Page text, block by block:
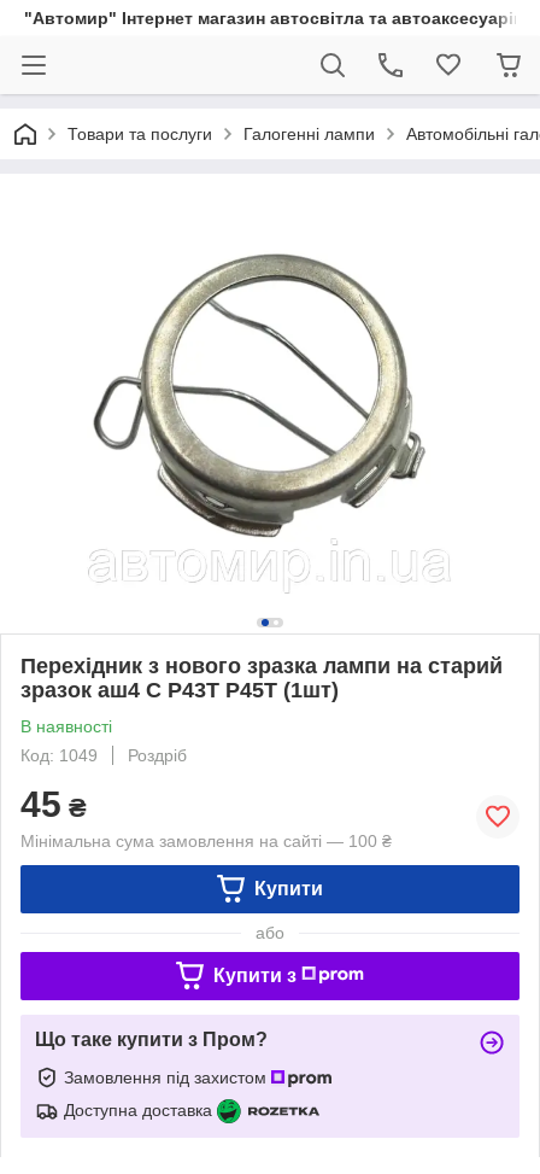
"Автомир" Інтернет магазин автосвітла та автоаксесуарів
Товари та послуги Галогенні лампи Автомобільні
Перехідник з нового зразка лампи на старий
зразок аш4 С P43T P45T (1шт)
В наявності
Код: 1049
Роздріб
45 ₴
Мінімальна сума замовлення на сайті — 100 ₴
Купити
або
Купити з
Що таке купити з Пром?
Замовлення під захистом
Доступна доставка